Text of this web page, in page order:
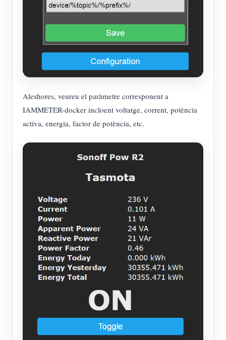
Aleshores, veureu el paràmetre corresponent a
IAMMETER-docker incloent voltatge, corrent, potència
activa, energia, factor de potència, etc.